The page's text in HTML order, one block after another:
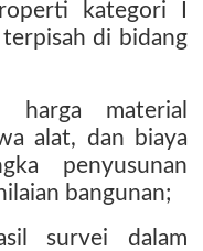
kategori I
di bidang
harga material
alat, dan biaya
penyusunan
bangunan;
survei dalam